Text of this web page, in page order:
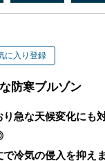
に入り登録
防寒ブルゾン
急な天候変化にも
冷気の侵入を抑え